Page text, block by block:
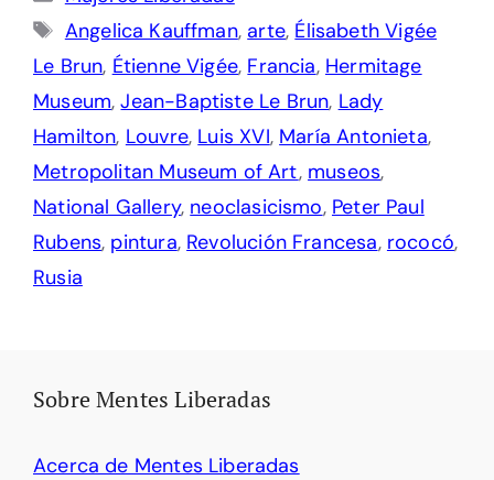
Etiquetas
Angelica Kauffman, arte, Élisabeth Vigée
Le Brun, Étienne Vigée, Francia, Hermitage
Museum,Jean-Baptiste Le Brun, Lady
Hamilton, Louvre, Luis XVI, María Antonieta,
Metropolitan Museum of Art, museos,
National Gallery, neoclasicismo, Peter Paul
Rubens, pintura, Revolución Francesa, rococó,
Rusia
Sobre Mentes Liberadas
Acerca de Mentes Liberadas